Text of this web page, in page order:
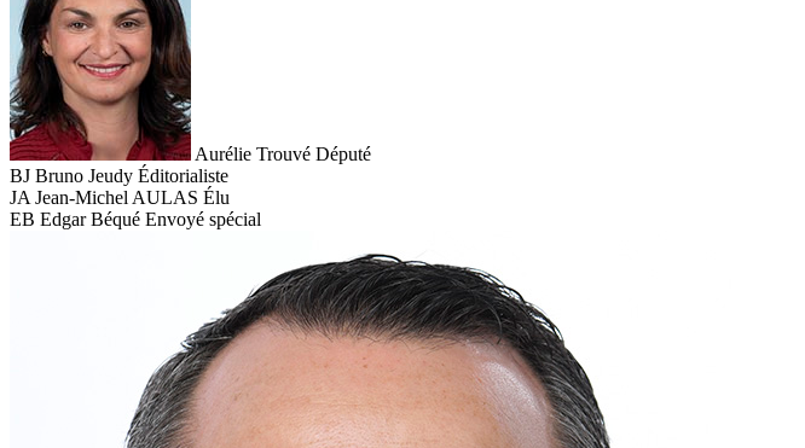
Aurélie Trouvé Député
BJ Bruno Jeudy Éditorialiste
JA Jean-Michel AULAS Élu
EB Edgar Béqué Envoyé spécial